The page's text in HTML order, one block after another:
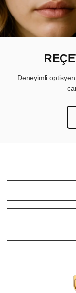
Deneyimli